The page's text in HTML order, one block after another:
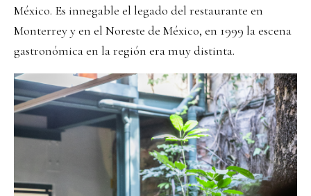
México. Es innegable el legado del restaurante en
Monterrey y en el Noreste de México, en 1999 la escena
gastronómica en la región era muy distinta.